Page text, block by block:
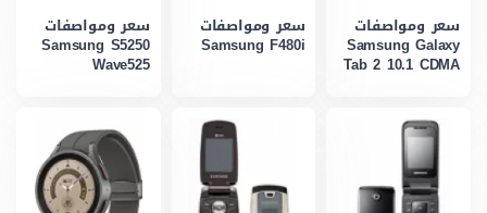
سعر ومواصفات
Samsung Galaxy
Tab 2 10.1 CDMA
سعر ومواصفات
Samsung F480i
سعر ومواصفات
Samsung S5250
Wave525